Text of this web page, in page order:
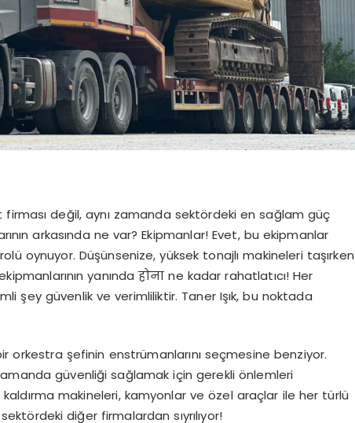
firması değil, aynı zamanda sektördeki en sağlam güç
arkasında ne var? Ekipmanlar! Evet, bu ekipmanlar
oynuyor. Düşünsenize, yüksek tonajlı makineleri taşırken
yanında होना ne kadar rahatlatıcı! Her
şey güvenlik ve verimliliktir. Taner Işık, bu noktada
orkestra şefinin enstrümanlarını seçmesine benziyor.
güvenliği sağlamak için gerekli önlemleri
kaldırma makineleri, kamyonlar ve özel araçlar ile her türlü
diğer firmalardan sıyrılıyor!